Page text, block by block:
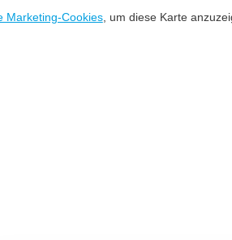
Marketing-Cookies, um diese Karte